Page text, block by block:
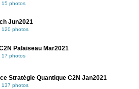
15 photos
Jun2021
120 photos
Palaiseau Mar2021
17 photos
Stratégie Quantique C2N Jan2021
137 photos